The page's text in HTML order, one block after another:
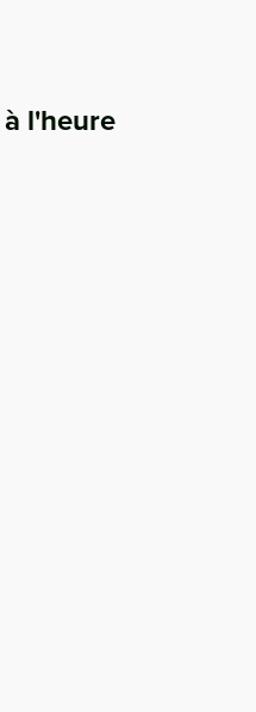
l'heure